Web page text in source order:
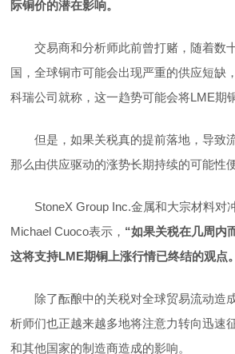
际铜价的潜在影响。
交易商和分析师此前曾打赌，随着数
国，全球铜市可能会出现严重的供应短缺
科瑞公司就称，这一趋势可能会将LME期
但是，如果关税真的提前落地，导致流
那么由供应驱动的涨势长期持续的可能性
StoneX Group Inc.金属和大宗材料对
Michael Cuoco表示， “如果关税在几周内
这将支持LME期铜上涨行情已终结的观点
除了酝酿中的关税对全球贸易流动造
析师们也正越来越多地将注意力转向迅速
和其他国家的制造商造成的影响。